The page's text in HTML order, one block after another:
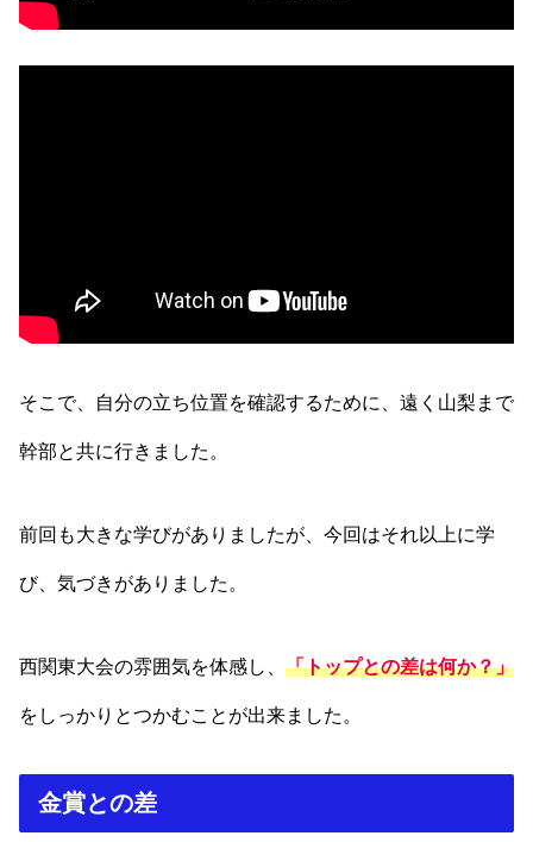
そこで、自分の立ち位置を確認するために、遠く山梨まで
幹部と共に行きました。
前回も大きな学びがありましたが、今回はそれ以上に学
び、気づきがありました。
西関東大会の雰囲気を体感し、 「トップとの差は何か？」
をしっかりとつかむことが出来ました。
金賞との差